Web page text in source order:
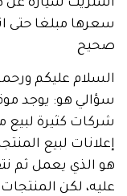
سيارة عن طريق
مبلغا حتى اتمكن
عليكم ورحمة الله
كثيرة لبيع
لبيع المنتجات
يعمل ثم نتقاسم
لكن المنتجات